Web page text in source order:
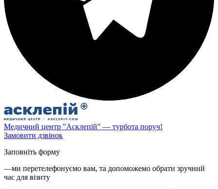
Медичний центр "Асклепій" — турбота поруч!
Замовити дзвінок
Заповніть форму
—ми перетелефонуємо вам, та допоможемо обрати зручний
час для візиту